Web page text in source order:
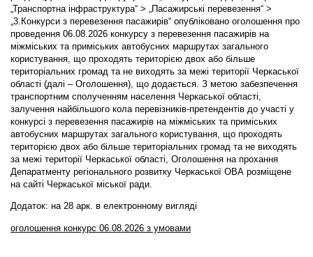
„Транспортна інфраструктура“ > „Пасажирські перевезення“ >
„3.Конкурси з перевезення пасажирів“ опубліковано оголошення про
проведення 06.08.2026 конкурсу з перевезення пасажирів на
міжміських та приміських автобусних маршрутах загального
користування, що проходять територією двох або більше
територіальних громад та не виходять за межі території Черкаської
області (далі – Оголошення), що додається. З метою забезпечення
транспортним сполученням населення Черкаської області,
залучення найбільшого кола перевізників-претендентів до участі у
конкурсі з перевезення пасажирів на міжміських та приміських
автобусних маршрутах загального користування, що проходять
територією двох або більше територіальних громад та не виходять
за межі території Черкаської області, Оголошення на прохання
Депаратменту регіонального розвитку Черкаської ОВА розміщене
на сайті Черкаської міської ради.
Додаток: на 28 арк. в електронному вигляді
оголошення конкурс 06.08.2026 з умовами